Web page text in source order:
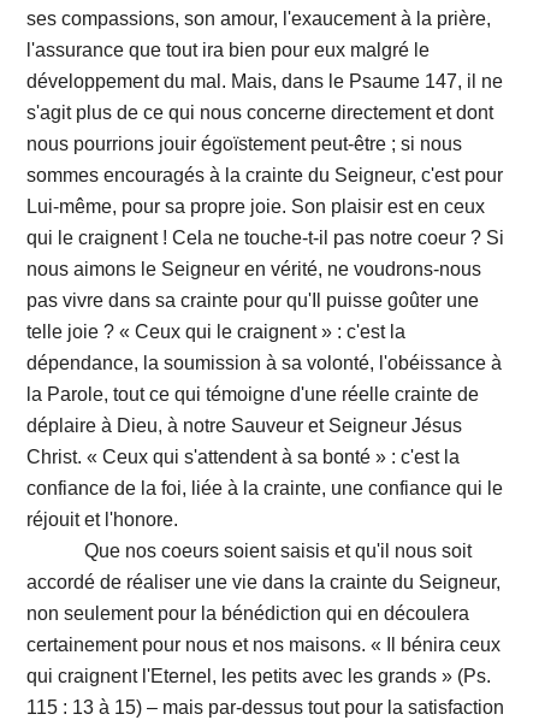
ses compassions, son amour, l'exaucement à la prière,
l'assurance que tout ira bien pour eux malgré le
développement du mal. Mais, dans le Psaume 147, il ne
s'agit plus de ce qui nous concerne directement et dont
nous pourrions jouir égoïstement peut-être ; si nous
sommes encouragés à la crainte du Seigneur, c'est pour
Lui-même, pour sa propre joie. Son plaisir est en ceux
qui le craignent ! Cela ne touche-t-il pas notre coeur ? Si
nous aimons le Seigneur en vérité, ne voudrons-nous
pas vivre dans sa crainte pour qu'Il puisse goûter une
telle joie ? « Ceux qui le craignent » : c'est la
dépendance, la soumission à sa volonté, l'obéissance à
la Parole, tout ce qui témoigne d'une réelle crainte de
déplaire à Dieu, à notre Sauveur et Seigneur Jésus
Christ. « Ceux qui s'attendent à sa bonté » : c'est la
confiance de la foi, liée à la crainte, une confiance qui le
réjouit et l'honore.
Que nos coeurs soient saisis et qu'il nous soit
accordé de réaliser une vie dans la crainte du Seigneur,
non seulement pour la bénédiction qui en découlera
certainement pour nous et nos maisons. « Il bénira ceux
qui craignent l'Eternel, les petits avec les grands » (Ps.
115 : 13 à 15) – mais par-dessus tout pour la satisfaction